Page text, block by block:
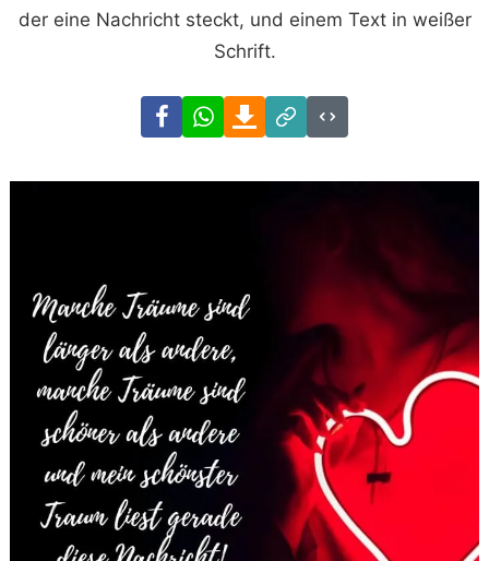
der eine Nachricht steckt, und einem Text in weißer
Schrift.
FacebookWhatsAppDownload
Link
Code